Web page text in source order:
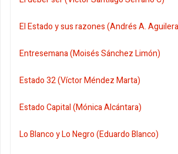
El Estado y sus razones (Andrés A.
Entresemana (Moisés Sánchez Limón)
Estado 32 (Víctor Méndez Marta)
Estado Capital (Mónica Alcántara)
Lo Blanco y Lo Negro (Eduardo Blanco)